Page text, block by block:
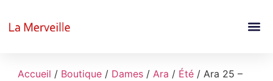
Accueil / Boutique / Dames /Ara / Été / Ara 25 –